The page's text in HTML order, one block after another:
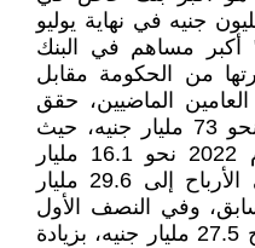
جنيه في نهاية يوليو
أكبر مساهم في البنك
17.15٪، اشترتها من الحكومة مقابل
العامين الماضيين، حقق
"التجاري الدولي" أرباحًا بلغت نحو 73 مليار جنيه، حيث
سجلت صافي أرباحه في عام 2022 نحو 16.1 مليار
جنيه، وفي 2023 ارتفع صافي الأرباح إلى 29.6 مليار
السابق، وفي النصف الأول
من العام 2024 بلغ صافي الربح 27.5 مليار جنيه، بزيادة